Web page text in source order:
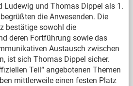
Ludewig und Thomas Dippel als 1.
die Anwesenden. Die
bestätige sowohl die
deren Fortführung sowie das
Austausch zwischen
ist sich Thomas Dippel sicher.
Teil“ angebotenen Themen
mittlerweile einen festen Platz